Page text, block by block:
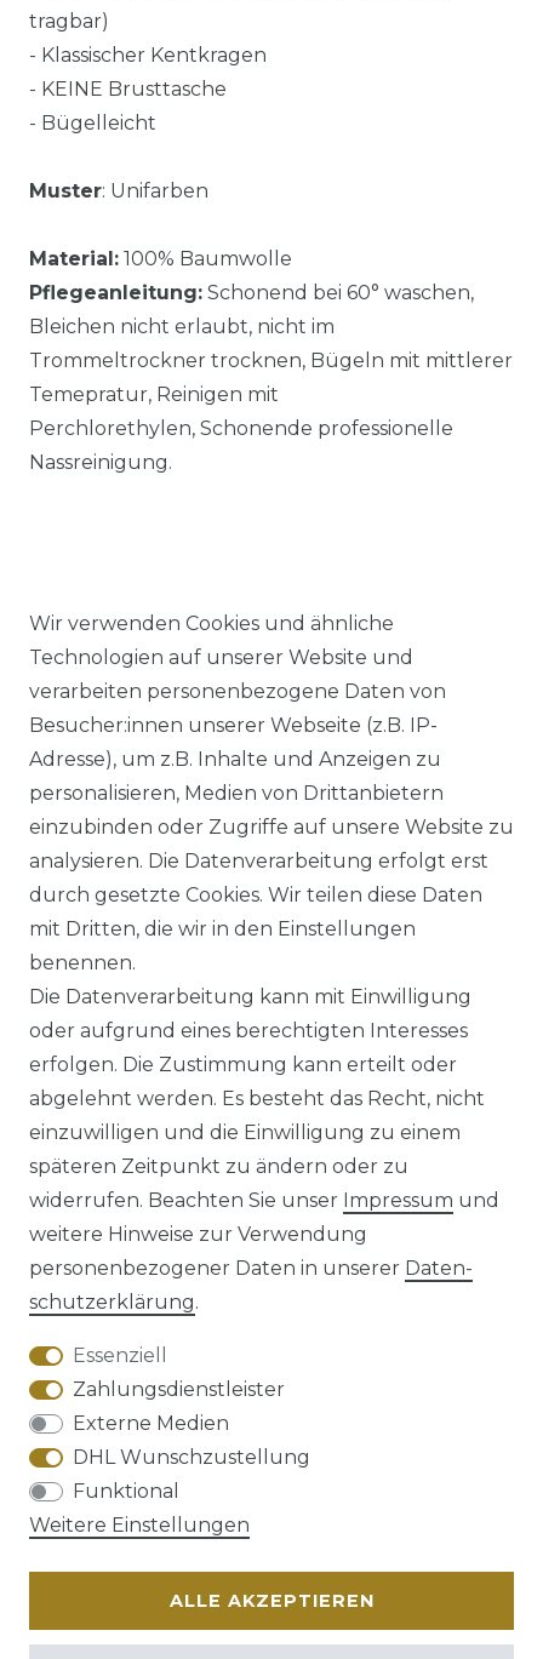
tragbar)
- Klassischer Kentkragen
- KEINE Brusttasche
- Bügelleicht
Muster: Unifarben
Material: 100% Baumwolle
Pflegeanleitung: Schonend bei 60° waschen,
Bleichen nicht erlaubt, nicht im
Trommeltrockner trocknen, Bügeln mit mittlerer
Temepratur, Reinigen mit
Perchlorethylen, Schonende professionelle
Nassreinigung.
Ähnlicher Artikel
Casa Moda - Evening -
Festliches Bügelfreies Herren
Hemd, weiß und creme
(005535)
UVP 49,99 €
ab 48,99 € *
Impressum Daten­schutz­erklärung
AGB Barrierefreiheitserklärung
Widerrufs­recht
Wir verwenden Cookies und ähnliche
Technologien auf unserer Website und
verarbeiten personenbezogene Daten von
Besucher:innen unserer Webseite (z.B. IP-
Adresse), um z.B. Inhalte und Anzeigen zu
personalisieren, Medien von Drittanbietern
einzubinden oder Zugriffe auf unsere Website zu
analysieren. Die Datenverarbeitung erfolgt erst
durch gesetzte Cookies. Wir teilen diese Daten
mit Dritten, die wir in den Einstellungen
benennen.
Die Datenverarbeitung kann mit Einwilligung
oder aufgrund eines berechtigten Interesses
erfolgen. Die Zustimmung kann erteilt oder
abgelehnt werden. Es besteht das Recht, nicht
einzuwilligen und die Einwilligung zu einem
späteren Zeitpunkt zu ändern oder zu
widerrufen. Beachten Sie unser Impressum und
weitere Hinweise zur Verwendung
personenbezogener Daten in unserer Daten­
schutz­erklärung.
Essenziell
Zahlungsdienstleister
Externe Medien
DHL Wunschzustellung
Funktional
Weitere Einstellungen
ALLE AKZEPTIEREN